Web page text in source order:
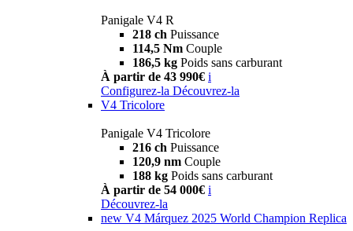
Panigale V4 R
218 ch Puissance
114,5 Nm Couple
186,5 kg Poids sans carburant
À partir de 43 990€ i
Configurez-la Découvrez-la
V4 Tricolore
Panigale V4 Tricolore
216 ch Puissance
120,9 nm Couple
188 kg Poids sans carburant
À partir de 54 000€ i
Découvrez-la
new V4 Márquez 2025 World Champion Replica